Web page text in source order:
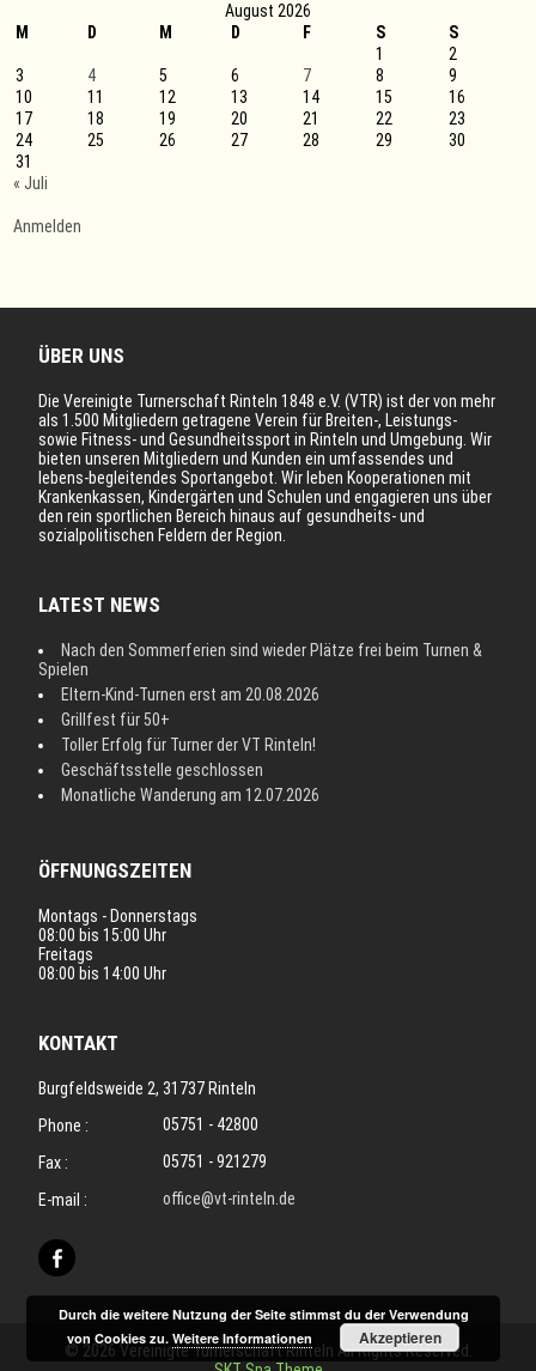
August 2026
M
D M D F S
S
1
2
3
4 5 6 7 8
9
10
11 12 13 14 15
16
17
18 19 20 21 22
23
24
25 26 27 28 29
30
31
« Juli
Anmelden
ÜBER UNS
Die Vereinigte Turnerschaft Rinteln 1848 e.V. (VTR) ist der von mehr
als 1.500 Mitgliedern getragene Verein für Breiten-, Leistungs-
sowie Fitness- und Gesundheitssport in Rinteln und Umgebung. Wir
bieten unseren Mitgliedern und Kunden ein umfassendes und
lebens-begleitendes Sportangebot. Wir leben Kooperationen mit
Krankenkassen, Kindergärten und Schulen und engagieren uns über
den rein sportlichen Bereich hinaus auf gesundheits- und
sozialpolitischen Feldern der Region.
LATEST NEWS
Nach den Sommerferien sind wieder Plätze frei beim Turnen &
Spielen
Eltern-Kind-Turnen erst am 20.08.2026
Grillfest für 50+
Toller Erfolg für Turner der VT Rinteln!
Geschäftsstelle geschlossen
Monatliche Wanderung am 12.07.2026
ÖFFNUNGSZEITEN
Montags - Donnerstags
08:00 bis 15:00 Uhr
Freitags
08:00 bis 14:00 Uhr
KONTAKT
Burgfeldsweide 2, 31737 Rinteln
Phone :
05751 - 42800
Fax :
05751 - 921279
E-mail :
office@vt-rinteln.de
© 2026 Vereinigte Turnerschaft Rinteln All Rights Reserved.
Durch die weitere Nutzung der Seite stimmst du der Verwendung
von Cookies zu.Weitere Informationen Akzeptieren